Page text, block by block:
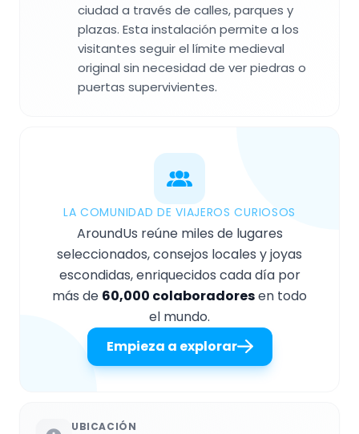
ciudad a través de calles, parques y
plazas. Esta instalación permite a los
visitantes seguir el límite medieval
original sin necesidad de ver piedras o
puertas supervivientes.
LA COMUNIDAD DE VIAJEROS CURIOSOS
AroundUs reúne miles de lugares
seleccionados, consejos locales y joyas
escondidas, enriquecidos cada día por
más de 60,000 colaboradoresen todo
el mundo.
Empieza a explorar
UBICACIÓN